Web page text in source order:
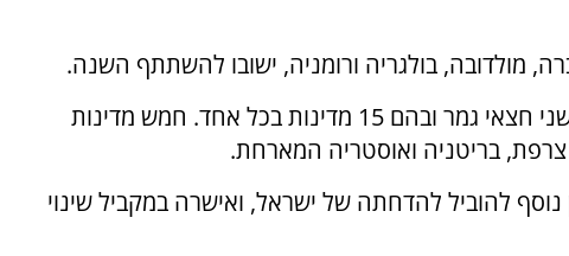
מולדובה, בולגריה ורומניה, ישובו להשתתף השנה.
בתחרות ישתתפו 35 מדינות והיא תתקיים בשני חצאי גמר ובהם 15 מדינות בכל אחד. חמש מדינות
בריטניה ואוסטריה המארחת.
להוביל להדחתה של ישראל, ואישרה במקביל שינוי